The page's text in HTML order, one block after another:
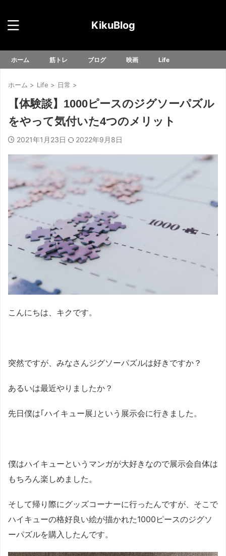
KikuBlog
ホーム 筋トレ ブログ 映画 Life
ホーム > Life > 日常 >
【体験談】1000ピースのジグソーパズル
をやって気付いた4つのメリット
2021年1月23日 2022年9月8日
こんにちは、キクです。
突然ですが、みなさんジグソーパズルは好きですか？
あるいは最近やりましたか？
先日僕は｢ハイキュー展｣という展示会に行きました。
僕はハイキューというマンガが大好きなので展示会自体は
もちろん楽しめました。
そして帰り際にグッズコーナーに行ったんですが、そこで
ハイキューの格好良い絵が描かれた1000ピースのジグソ
ーパズルを購入したんです。